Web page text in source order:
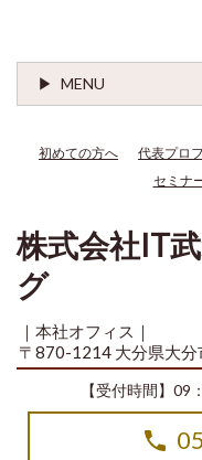
MENU
初めての方へ 代表プロ
セミナ
株式会社IT
グ
｜本社オフィス｜
〒870-1214 大分県大
【受付時間】09